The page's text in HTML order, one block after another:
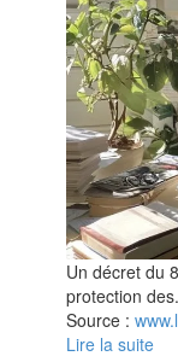
Un décret du
protection
Source :
Lire la suite